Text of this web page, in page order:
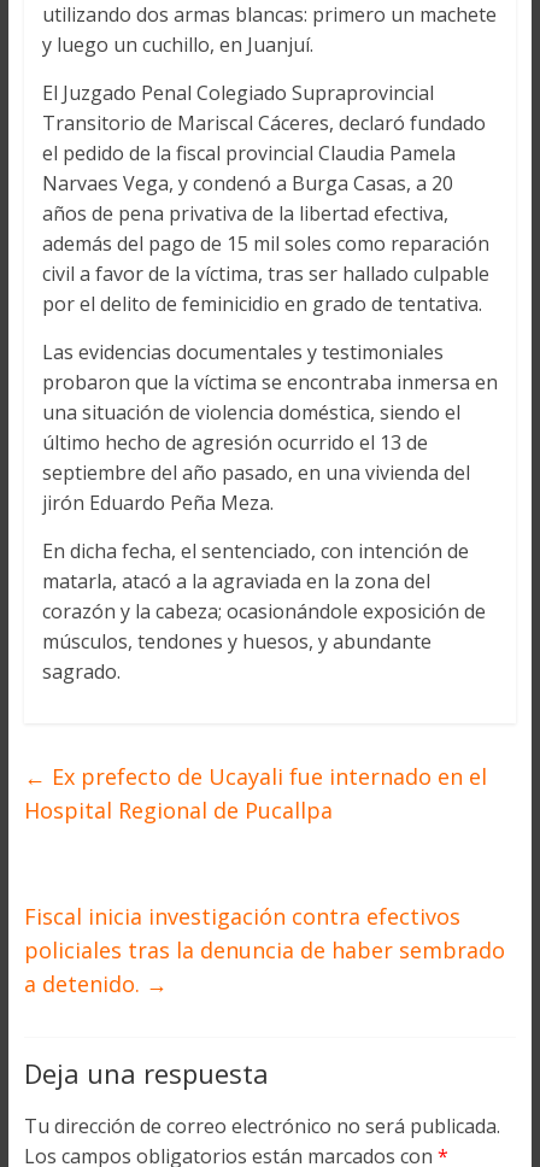
utilizando dos armas blancas: primero un machete
y luego un cuchillo, en Juanjuí.
El Juzgado Penal Colegiado Supraprovincial
Transitorio de Mariscal Cáceres, declaró fundado
el pedido de la fiscal provincial Claudia Pamela
Narvaes Vega, y condenó a Burga Casas, a 20
años de pena privativa de la libertad efectiva,
además del pago de 15 mil soles como reparación
civil a favor de la víctima, tras ser hallado culpable
por el delito de feminicidio en grado de tentativa.
Las evidencias documentales y testimoniales
probaron que la víctima se encontraba inmersa en
una situación de violencia doméstica, siendo el
último hecho de agresión ocurrido el 13 de
septiembre del año pasado, en una vivienda del
jirón Eduardo Peña Meza.
En dicha fecha, el sentenciado, con intención de
matarla, atacó a la agraviada en la zona del
corazón y la cabeza; ocasionándole exposición de
músculos, tendones y huesos, y abundante
sagrado.
← Ex prefecto de Ucayali fue internado en el
Hospital Regional de Pucallpa
Fiscal inicia investigación contra efectivos
policiales tras la denuncia de haber sembrado
a detenido. →
Deja una respuesta
Tu dirección de correo electrónico no será publicada.
Los campos obligatorios están marcados con *